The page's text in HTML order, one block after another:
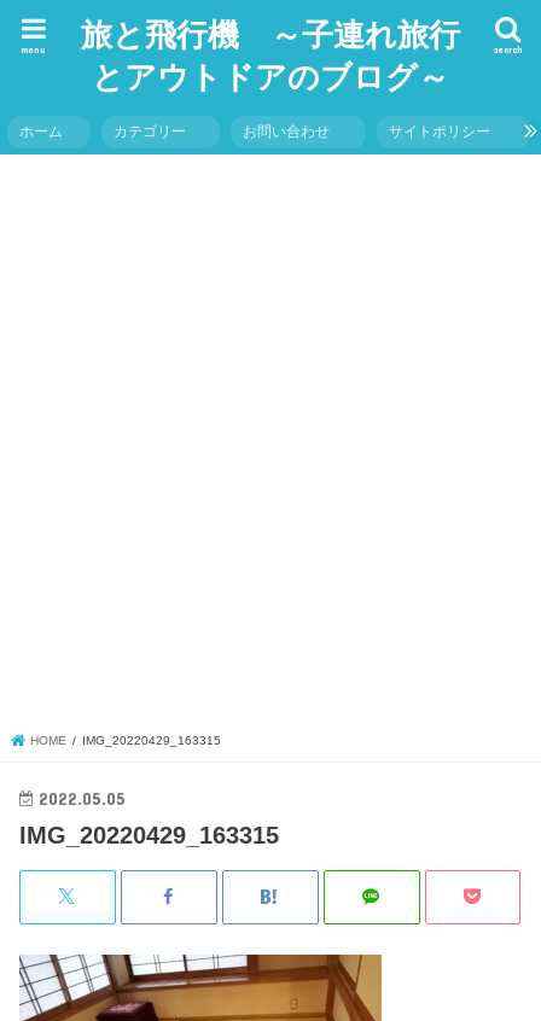
旅と飛行機 ～子連れ旅行
とアウトドアのブログ～
search
menu
ホーム カテゴリー お問い合わせ サイトポリシー
HOME IMG_20220429_163315
2022.05.05
IMG_20220429_163315